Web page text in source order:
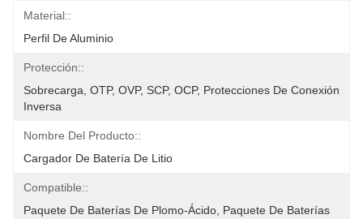
Material::
Perfil De Aluminio
Protección::
Sobrecarga, OTP, OVP, SCP, OCP, Protecciones De Conexión
Inversa
Nombre Del Producto::
Cargador De Batería De Litio
Compatible::
Paquete De Baterías De Plomo-Ácido, Paquete De Baterías